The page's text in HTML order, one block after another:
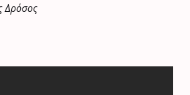
Δρόσος